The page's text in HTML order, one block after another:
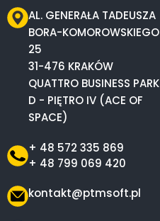
AL. GENERAŁA TADEUSZA
BORA-KOMOROWSKIEGO
25
31-476 KRAKÓW
QUATTRO BUSINESS PARK
D - PIĘTRO IV (ACE OF
SPACE)
+ 48 572 335 869
+ 48 799 069 420
kontakt@ptmsoft.pl